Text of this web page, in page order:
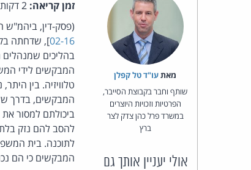
מאת‏עו"ד טל קפלן
שותף וחבר בקבוצת הסייבר,
הפרטיות וזכויות היוצרים
במשרד פרל כהן צדק לצר
ברץ
אולי יעניין אותך גם
זמן קריאה:
(פסק-דין,
02-16], שדחתה
בהליכים שמנהלים
המבקשים לידי
המבקשים, בדרך
ביכולתם למסור
להסב להם נזק
לתוכנה. בית
המבקשים כי הם